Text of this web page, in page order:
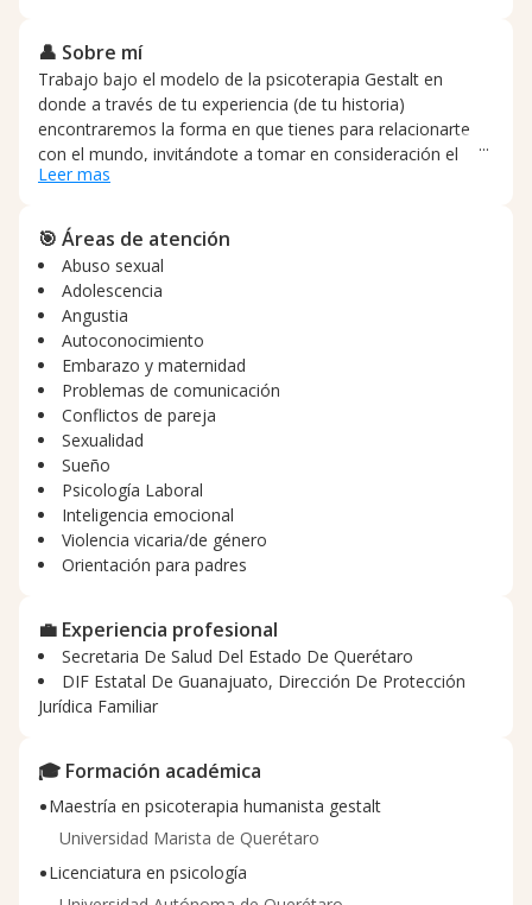
👤 Sobre mí
Trabajo bajo el modelo de la psicoterapia Gestalt en
donde a través de tu experiencia (de tu historia)
encontraremos la forma en que tienes para relacionarte
con el mundo, invitándote a tomar en consideración el
aquí y el ahora. Juntos nos tomaremos el tiempo necesario
de SENTIR y de INTERACTUAR ante las circunstancias de
tu día a día y que para ti son importantes. Actualizar las
´´herramientas´´ con los que te mueves a través de tus
relaciones familiares, de amistades, de pareja y personales
es a lo que nos dedicaremos para que ese conocimiento
de la adquisición de tu experiencia te proporcione
estabilidad emocional, entendimiento de tus emociones,
calidad en tus relaciones y por supuesto salud mental.
Leer mas
🎯 Áreas de atención
Abuso sexual
Adolescencia
Angustia
Autoconocimiento
Embarazo y maternidad
Problemas de comunicación
Conflictos de pareja
Sexualidad
Sueño
Psicología Laboral
Inteligencia emocional
Violencia vicaria/de género
Orientación para padres
💼 Experiencia profesional
Secretaria De Salud Del Estado De Querétaro
DIF Estatal De Guanajuato, Dirección De Protección
Jurídica Familiar
🎓 Formación académica
•Maestría en psicoterapia humanista gestalt
Universidad Marista de Querétaro
•Licenciatura en psicología